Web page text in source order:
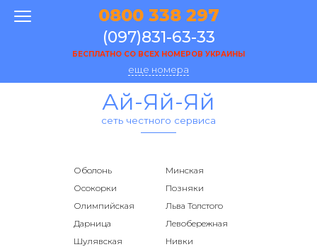
0800 338 297
(097)831-63-33
БЕСПЛАТНО СО ВСЕХ НОМЕРОВ УКРАИНЫ
еще номера
Ай-Яй-Яй
сеть честного сервиса
Оболонь
Минская
Осокорки
Позняки
Олимпийская
Льва Толстого
Дарница
Левобережная
Шулявская
Нивки